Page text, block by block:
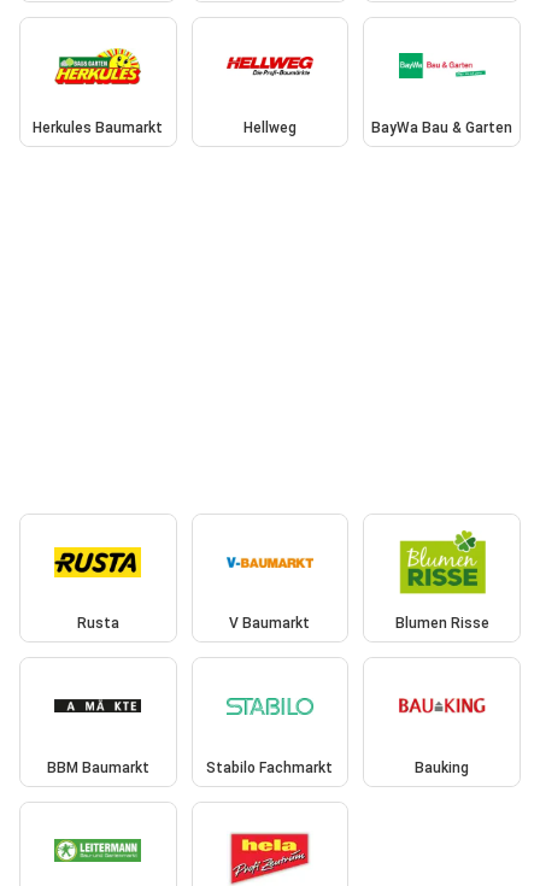
Herkules Baumarkt Hellweg BayWa Bau & Garten
Rusta V Baumarkt Blumen Risse
BBM Baumarkt Stabilo Fachmarkt Bauking